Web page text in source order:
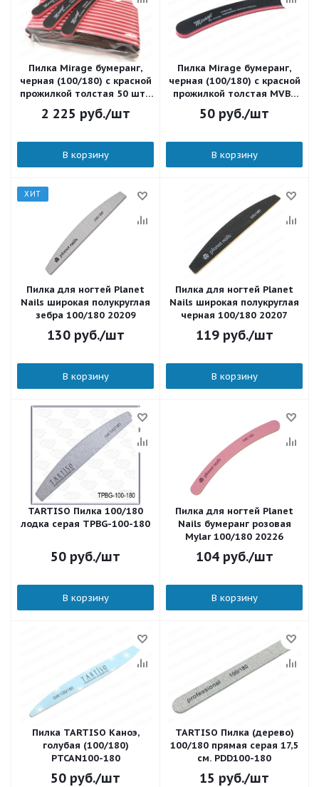
Пилка Mirage бумеранг,
черная (100/180) с красной
прожилкой толстая 50 шт./
уп. MVBB 100-180
2 225 руб./шт
В корзину
Пилка Mirage бумеранг,
черная (100/180) с красной
прожилкой толстая MVBB
100-180
50 руб./шт
В корзину
ХИТ
Пилка для ногтей Planet
Nails широкая полукруглая
зебра 100/180 20209
130руб./шт
В корзину
Пилка для ногтей Planet
Nails широкая полукруглая
черная 100/180 20207
119руб./шт
В корзину
TARTISO Пилка 100/180
лодка серая TPBG-100-180
50 руб./шт
В корзину
Пилка для ногтей Planet
Nails бумеранг розовая
Mylar 100/180 20226
104руб./шт
В корзину
Пилка TARTISO Каноэ,
голубая (100/180)
PTCAN100-180
50 руб./шт
TARTISO Пилка (дерево)
100/180 прямая серая 17,5
см. PDD100-180
15 руб./шт